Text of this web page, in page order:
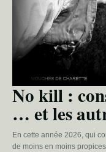
No kill :
… et les
En cette année 2026, qui
de moins en moins